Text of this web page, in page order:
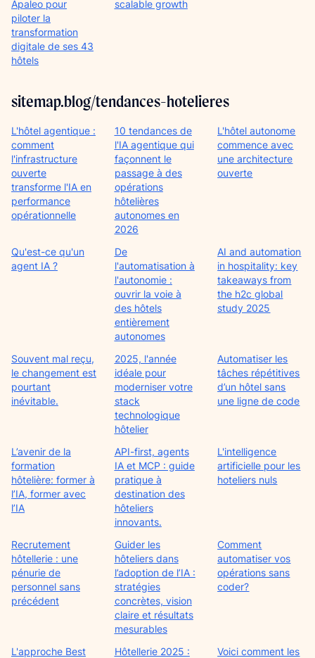
Apaleo pour
piloter la
transformation
digitale de ses 43
hôtels
scalable growth
sitemap.blog/tendances-hotelieres
L'hôtel agentique :
comment
l'infrastructure
ouverte
transforme l'IA en
performance
opérationnelle
10 tendances de
l'IA agentique qui
façonnent le
passage à des
opérations
hôtelières
autonomes en
2026
L'hôtel autonome
commence avec
une architecture
ouverte
Qu'est-ce qu'un
agent IA ?
De
l'automatisation à
l'autonomie :
ouvrir la voie à
des hôtels
entièrement
autonomes
AI and automation
in hospitality: key
takeaways from
the h2c global
study 2025
Souvent mal reçu,
le changement est
pourtant
inévitable.
2025, l'année
idéale pour
moderniser votre
stack
technologique
hôtelier
Automatiser les
tâches répétitives
d’un hôtel sans
une ligne de code
L’avenir de la
formation
hôtelière: former à
l’IA, former avec
l’IA
API-first, agents
IA et MCP : guide
pratique à
destination des
hôteliers
innovants.
L'intelligence
artificielle pour les
hoteliers nuls
Recrutement
hôtellerie : une
pénurie de
personnel sans
précédent
Guider les
hôteliers dans
l’adoption de l’IA :
stratégies
concrètes, vision
claire et résultats
mesurables
Comment
automatiser vos
opérations sans
coder?
L'approche Best
Hôtellerie 2025 :
Voici comment les